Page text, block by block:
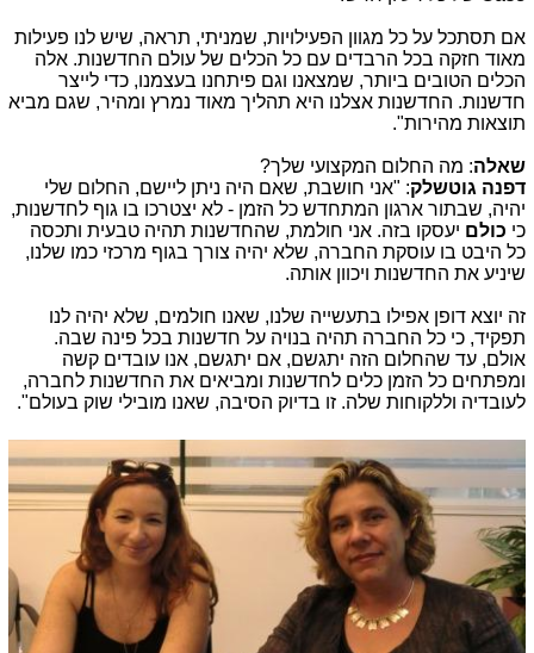
אם תסתכל על כל מגוון הפעילויות, שמניתי, תראה, שיש לנו פעילות
מאוד חזקה בכל הרבדים עם כל הכלים של עולם החדשנות. אלה
הכלים הטובים ביותר, שמצאנו וגם פיתחנו בעצמנו, כדי לייצר
חדשנות. החדשנות אצלנו היא תהליך מאוד נמרץ ומהיר, שגם מביא
תוצאות מהירות".
שאלה: מה החלום המקצועי שלך?
דפנה גוטשלק: "אני חושבת, שאם היה ניתן ליישם, החלום שלי
יהיה, שבתור ארגון המתחדש כל הזמן - לא יצטרכו בו גוף לחדשנות,
כי כולם יעסקו בזה. אני חולמת, שהחדשנות תהיה טבעית ותכסה
כל היבט בו עוסקת החברה, שלא יהיה צורך בגוף מרכזי כמו שלנו,
שיניע את החדשנות ויכוון אותה.
זה יוצא דופן אפילו בתעשייה שלנו, שאנו חולמים, שלא יהיה לנו
תפקיד, כי כל החברה תהיה בנויה על חדשנות בכל פינה שבה.
אולם, עד שהחלום הזה יתגשם, אם יתגשם, אנו עובדים קשה
ומפתחים כל הזמן כלים לחדשנות ומביאים את החדשנות לחברה,
לעובדיה וללקוחות שלה. זו בדיוק הסיבה, שאנו מובילי שוק בעולם".